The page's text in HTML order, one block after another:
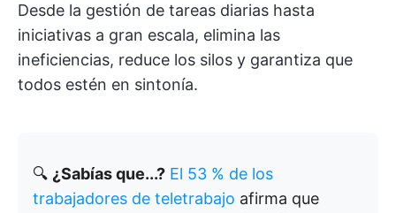
Desde la gestión de tareas diarias hasta
iniciativas a gran escala, elimina las
ineficiencias, reduce los silos y garantiza que
todos estén en sintonía.
🔍 ¿Sabías que...? El 53 % de los
trabajadores de teletrabajo afirma que